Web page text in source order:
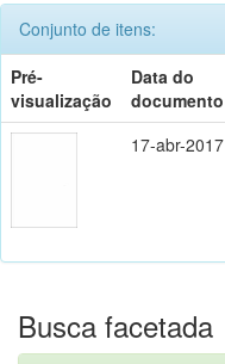
Conjunto de itens:
Pré-
visualização
Data do
documento
17-abr-2017
Busca facetada